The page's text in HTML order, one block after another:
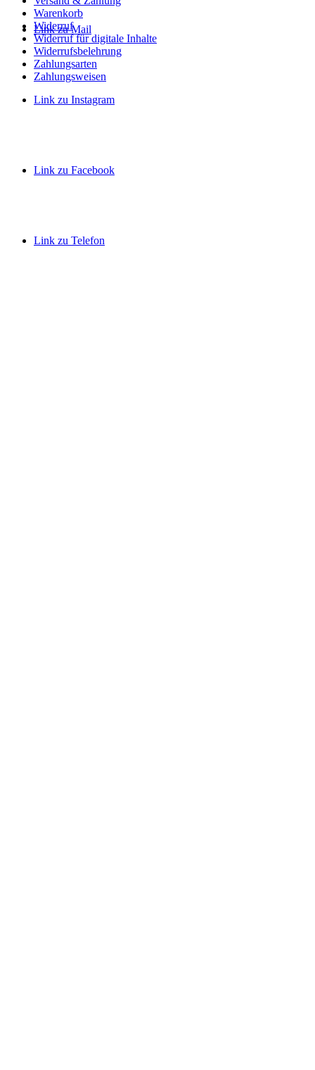
Link zu Mail
Link zu Instagram
Link zu Facebook
Link zu Telefon
Warenkorb
Widerruf
Widerruf für digitale Inhalte
Widerrufsbelehrung
Zahlungsarten
Zahlungsweisen